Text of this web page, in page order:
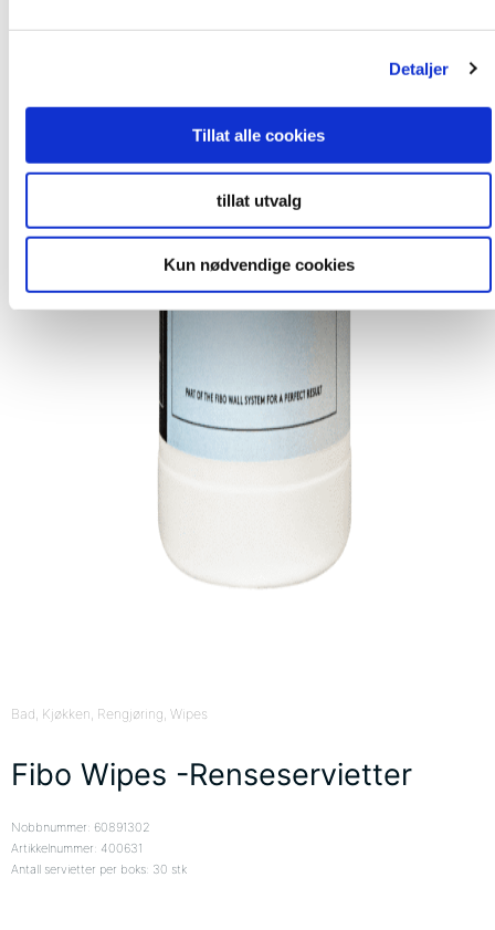
Detaljer
Tillat alle cookies
tillat utvalg
Kun nødvendige cookies
Bad, Kjøkken, Rengjøring, Wipes
Fibo Wipes -Renseservietter
Nobbnummer: 60891302
Artikkelnummer: 400631
Antall servietter per boks: 30 stk